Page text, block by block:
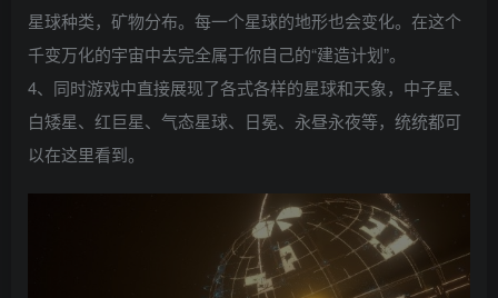
星球种类，矿物分布。每一个星球的地形也会变化。在这个
千变万化的宇宙中去完全属于你自己的“建造计划”。
4、同时游戏中直接展现了各式各样的星球和天象，中子星、
白矮星、红巨星、气态星球、日冕、永昼永夜等，统统都可
以在这里看到。